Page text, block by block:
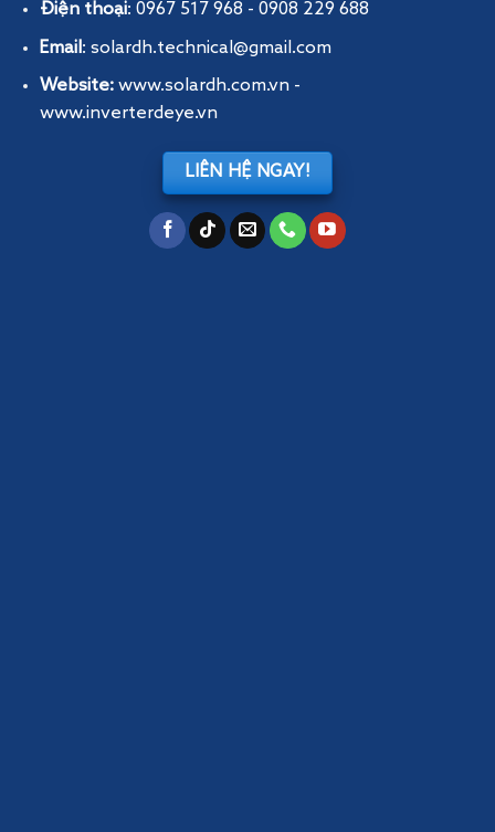
Điện thoại: 0967 517 968 - 0908 229 688
Email : solardh.technical@gmail.com
Website: www.solardh.com.vn-
www.inverterdeye.vn
LIÊN HỆ NGAY!